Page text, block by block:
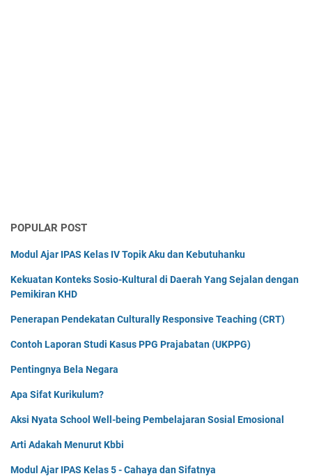
POPULAR POST
Modul Ajar IPAS Kelas IV Topik Aku dan Kebutuhanku
Kekuatan Konteks Sosio-Kultural di Daerah Yang Sejalan dengan
Pemikiran KHD
Penerapan Pendekatan Culturally Responsive Teaching (CRT)
Contoh Laporan Studi Kasus PPG Prajabatan (UKPPG)
Pentingnya Bela Negara
Apa Sifat Kurikulum?
Aksi Nyata School Well-being Pembelajaran Sosial Emosional
Arti Adakah Menurut Kbbi
Modul Ajar IPAS Kelas 5 - Cahaya dan Sifatnya